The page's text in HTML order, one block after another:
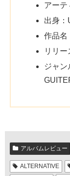
アーテ
出身：
作品名
リリ
ジャン
アルバムレビュー
ALTERNATIVE